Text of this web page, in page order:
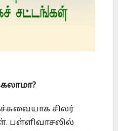
சிலர்
பள்ளிவாசலில்